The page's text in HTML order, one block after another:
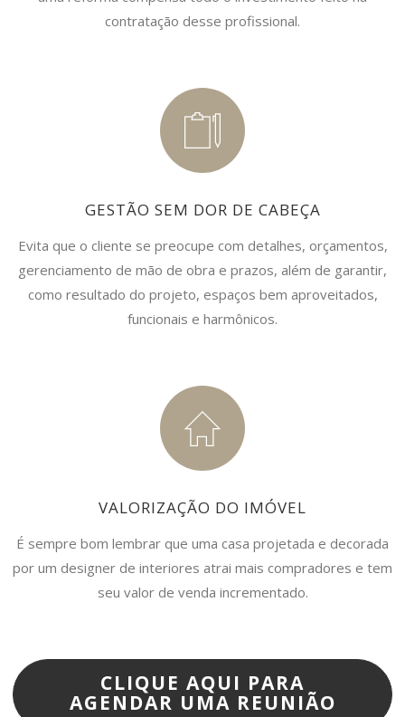
contratação desse profissional.
GESTÃO SEM DOR DE CABEÇA
Evita que o cliente se preocupe com detalhes, orçamentos,
gerenciamento de mão de obra e prazos, além de garantir,
como resultado do projeto, espaços bem aproveitados,
funcionais e harmônicos.
VALORIZAÇÃO DO IMÓVEL
É sempre bom lembrar que uma casa projetada e decorada
por um designer de interiores atrai mais compradores e tem
seu valor de venda incrementado.
CLIQUE AQUI PARA
AGENDAR UMA REUNIÃO